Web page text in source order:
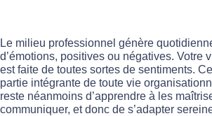
Le milieu professionnel génère
d’émotions, positives ou négatives. Votre
est faite de toutes sortes de sentiments.
partie intégrante de toute vie
reste néanmoins d’apprendre à les
communiquer, et donc de s’adapter